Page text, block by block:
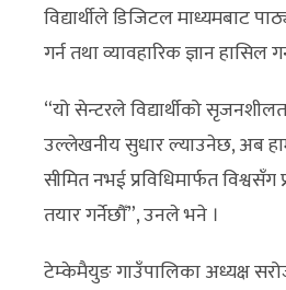
विद्यार्थीले डिजिटल माध्यमबाट
गर्न तथा व्यावहारिक ज्ञान
“यो सेन्टरले विद्यार्थीको
उल्लेखनीय सुधार ल्याउनेछ, अब
सीमित नभई प्रविधिमार्फत विश्वसँग
तयार गर्नेछौँ”, उनले भने ।
टेम्केमैयुङ गाउँपालिका अध्यक्ष